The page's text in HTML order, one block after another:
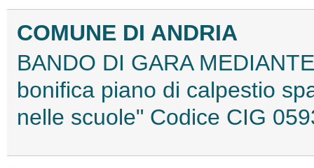
COMUNE DI ANDRIA
BANDO DI GARA
bonifica piano di calpestio
nelle scuole" Codice CIG